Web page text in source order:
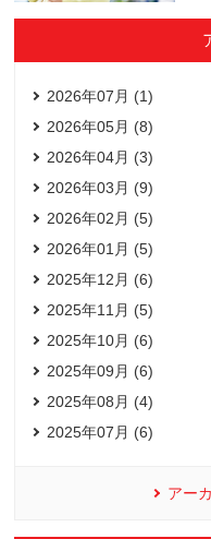
2026年07月 (1)
2026年05月 (8)
2026年04月 (3)
2026年03月 (9)
2026年02月 (5)
2026年01月 (5)
2025年12月 (6)
2025年11月 (5)
2025年10月 (6)
2025年09月 (6)
2025年08月 (4)
2025年07月 (6)
アー